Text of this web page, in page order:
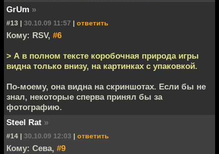
GrUm »
#13 | 30.10.09 11:57 | ответить
Кому: RSV, #6
> А в полном тексте коробочная природа игры
видна только внизу, на картинках с упаковкой.
По-моему, она видна на скриншотах. Если бы не
знал, некоторые сперва принял бы за
фотографию.
Steel Rat »
#14 | 30.10.09 12:03 | ответить
Кому: Сева, #9